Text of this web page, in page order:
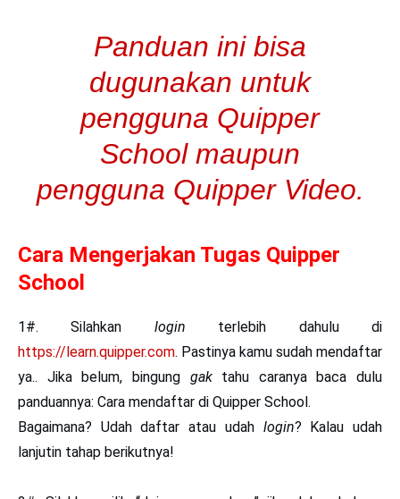
Panduan ini bisa
dugunakan untuk
pengguna Quipper
Schoolmaupun
pengguna Quipper Video.
Cara Mengerjakan Tugas Quipper
School
1#. Silahkan login terlebih dahulu di
https://learn.quipper.com. Pastinya kamu sudah mendaftar
ya.. Jika belum, bingung gaktahu caranya baca dulu
panduannya: Cara mendaftar di Quipper School.
Bagaimana? Udah daftar atau udah login? Kalau udah
lanjutin tahap berikutnya!